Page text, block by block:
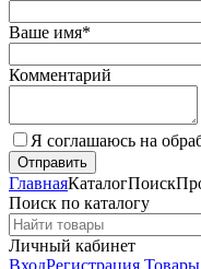
Ваше имя*
Комментарий
Я соглашаюсь на
ГлавнаяКаталогПоиск
Поиск по каталогу
Личный кабинет
ВходРегистрация